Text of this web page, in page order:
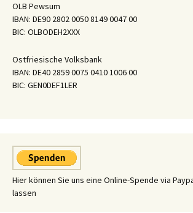
OLB Pewsum
IBAN: DE90 2802 0050 8149 0047 00
BIC: OLBODEH2XXX
Ostfriesische Volksbank
IBAN: DE40 2859 0075 0410 1006 00
BIC: GEN0DEF1LER
Hier können Sie uns eine Online-Spende via
lassen